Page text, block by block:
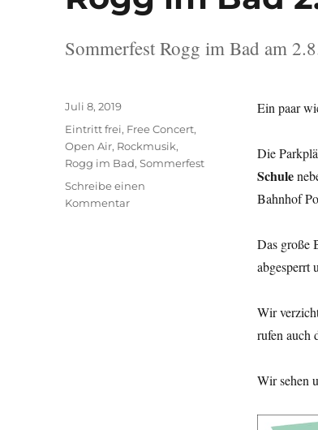
Sommerfest Rogg im Bad am
Ein paar
Die
Schule
Bahnhof
Das große
abgesperrt
Wir
rufen auch
Wir sehen
Veröffentlicht
am
Juli 8, 2019
Schlagwörter
Eintritt frei, Free Concert,
Open Air, Rockmusik,
Rogg im Bad,Sommerfest
Schreibe einen
Kommentarzu